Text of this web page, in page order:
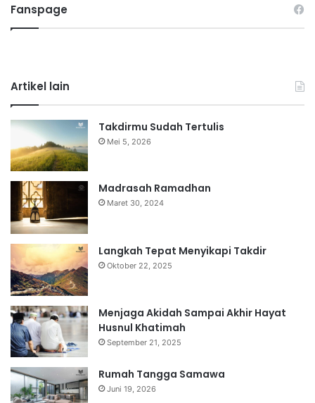
Fanspage
Artikel lain
Takdirmu Sudah Tertulis
Mei 5, 2026
Madrasah Ramadhan
Maret 30, 2024
Langkah Tepat Menyikapi Takdir
Oktober 22, 2025
Menjaga Akidah Sampai Akhir Hayat
Husnul Khatimah
September 21, 2025
Rumah Tangga Samawa
Juni 19, 2026